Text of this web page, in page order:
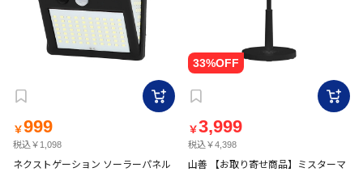
￥999
税込￥1,098
ネクストゲーション ソーラーパネル
￥3,999
税込￥4,398
山善 【お取り寄せ商品】ミスターマ